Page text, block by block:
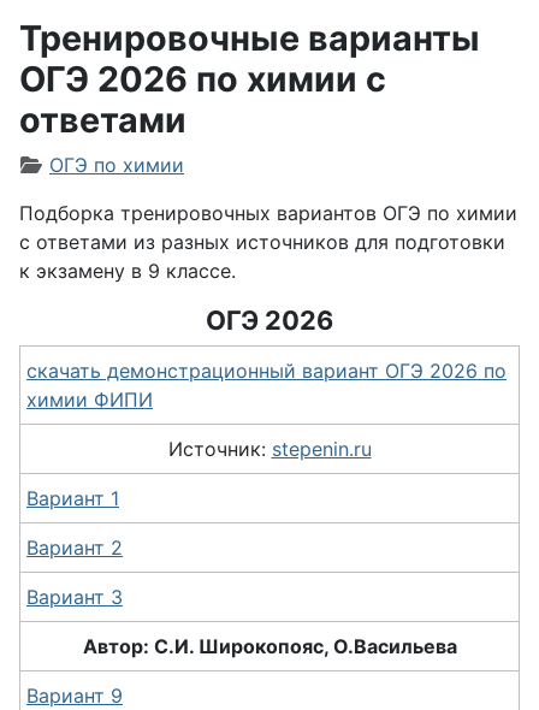
Тренировочные варианты
ОГЭ 2026 по химии с
ответами
Информация о материале
ОГЭ по химии
Подборка тренировочных вариантов ОГЭ по химии
с ответами из разных источников для подготовки
к экзамену в 9 классе.
ОГЭ 2026
скачать демонстрационный вариант ОГЭ 2026 по
химии ФИПИ
Источник: stepenin.ru
Вариант 1
Вариант 2
Вариант 3
Автор: С.И. Широкопояс, О.Васильева
Вариант 9